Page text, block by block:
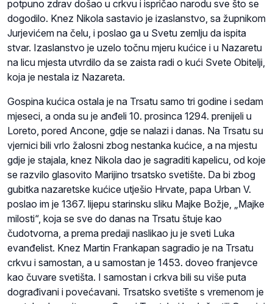
potpuno zdrav došao u crkvu i ispričao narodu sve što se
dogodilo. Knez Nikola sastavio je izaslanstvo, sa župnikom
Jurjevićem na čelu, i poslao ga u Svetu zemlju da ispita
stvar. Izaslanstvo je uzelo točnu mjeru kućice i u Nazaretu
na licu mjesta utvrdilo da se zaista radi o kući Svete Obitelji,
koja je nestala iz Nazareta.
Gospina kućica ostala je na Trsatu samo tri godine i sedam
mjeseci, a onda su je anđeli 10. prosinca 1294. prenijeli u
Loreto, pored Ancone, gdje se nalazi i danas. Na Trsatu su
vjernici bili vrlo žalosni zbog nestanka kućice, a na mjestu
gdje je stajala, knez Nikola dao je sagraditi kapelicu, od koje
se razvilo glasovito Marijino trsatsko svetište. Da bi zbog
gubitka nazaretske kućice utješio Hrvate, papa Urban V.
poslao im je 1367. lijepu starinsku sliku Majke Božje, „Majke
milosti“, koja se sve do danas na Trsatu štuje kao
čudotvorna, a prema predaji naslikao ju je sveti Luka
evanđelist. Knez Martin Frankapan sagradio je na Trsatu
crkvu i samostan, a u samostan je 1453. doveo franjevce
kao čuvare svetišta. I samostan i crkva bili su više puta
dograđivani i povećavani. Trsatsko svetište s vremenom je